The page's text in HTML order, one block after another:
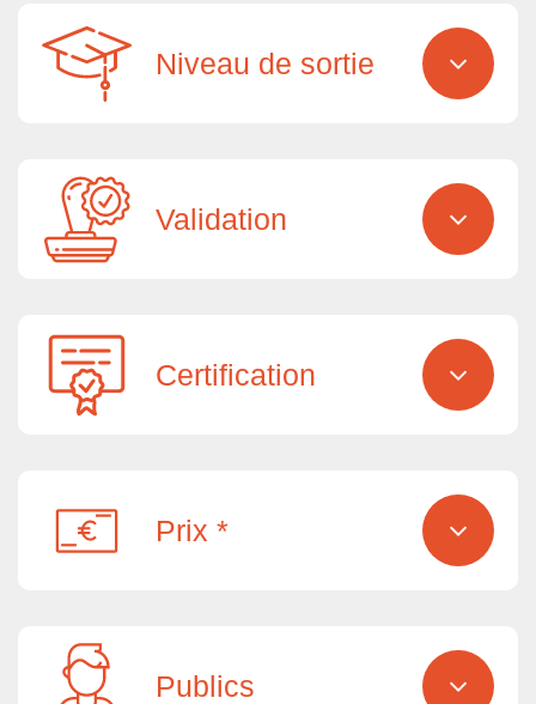
Niveau de sortie
Validation
Certification
Prix *
Publics